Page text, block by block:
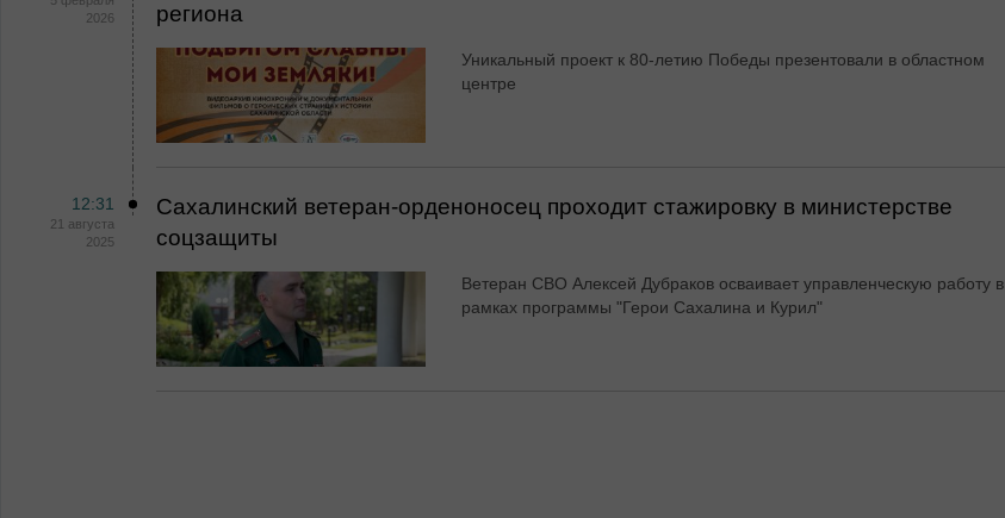
2026
региона
Уникальный проект к 80-летию Победы презентовали в областном
центре
12:31
21 августа
2025
Сахалинский ветеран-орденоносец проходит стажировку в министерстве
соцзащиты
Ветеран СВО Алексей Дубраков осваивает управленческую работу в
рамках программы "Герои Сахалина и Курил"